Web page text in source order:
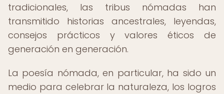
tradicionales, las tribus nómadas han
transmitido historias ancestrales, leyendas,
consejos prácticos y valores éticos de
generación en generación.
La poesía nómada, en particular, ha sido un
medio para celebrar la naturaleza, los logros